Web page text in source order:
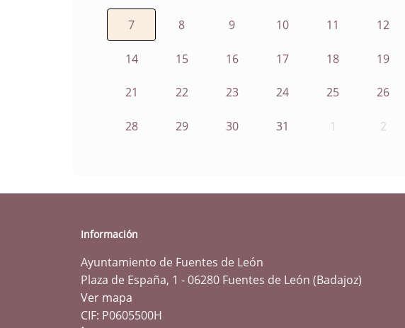
7 8 9 10 11 12
14 15 16 17 18 19
21 22 23 24 25 26
28 29 30 31 1 2
Información
Ayuntamiento de Fuentes de León
Plaza de España, 1 - 06280 Fuentes de León (Badajoz)
Ver mapa
CIF: P0605500H